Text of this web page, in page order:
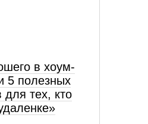
в хоум-
5 полезных
для тех, кто